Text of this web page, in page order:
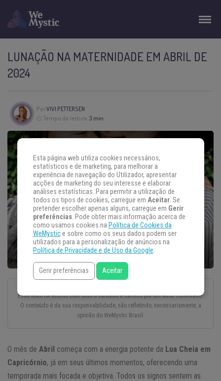
LUNAÇÃO NA MATERNIDADE EM ABRIL DE
2024
PorVIVI PETTERSEN
Tempo de leitura: 3 min
Esse texto foi escrito com todo o cuidado e carinho por um autor convidado.
O conteúdo é da sua responsabilidade, não refletindo, necessariamente, a
opinião do WeMystic Brasil.
O mês de Abril começa com a energia potente da Lua Cheia em
Capricórnio, já em seus últimos momentos, oferecendo uma
temporada mais focada e objetiva. Todos os signos sentem as
Esta página web utiliza cookies necessários,
estatísticos e de marketing, para melhorar a
experiência de navegação do Utilizador, apresentar
acções de marketing do seu interesse e elaborar
análises estatísticas. Para permitir a utilização de
todos os tipos de cookies, carregue em Aceitar. Se
pretender escolher apenas alguns, carregue em Gerir
preferências. Pode obter mais informação acerca de
como usamos cookies na Política de Cookies da
WeMystice sobre como os seus dados podem ser
utilizados para a personalização de anúncios na
Política de Privacidade e de Uso da Google.
Gerir preferências Aceitar